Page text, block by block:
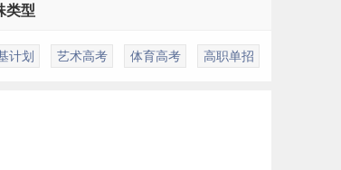
类型
计划 艺术高考 体育高考 高职单招